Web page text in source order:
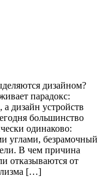
дизайном?
парадокс:
а дизайн устройств
большинство
одинаково:
углами, безрамочный
В чем причина
отказываются от
[…]